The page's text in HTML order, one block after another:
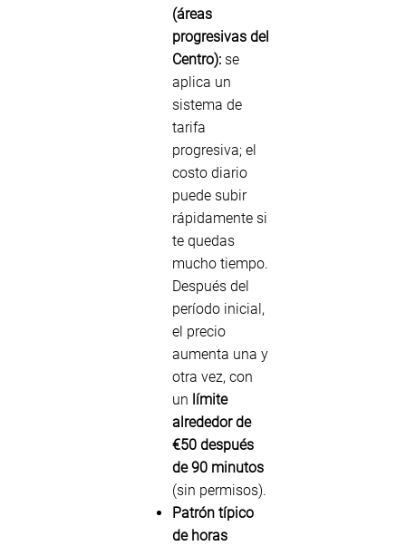
(áreas
progresivas del
Centro): se
aplica un
sistema de
tarifa
progresiva; el
costo diario
puede subir
rápidamente si
te quedas
mucho tiempo.
Después del
período inicial,
el precio
aumenta una y
otra vez, con
un límite
alrededor de
€50 después
de 90 minutos
(sin permisos).
Patrón típico
de horas